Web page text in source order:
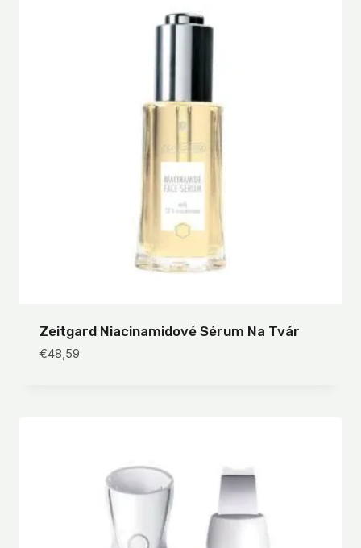
Zeitgard Niacinamidové Sérum Na Tvár
€48,59